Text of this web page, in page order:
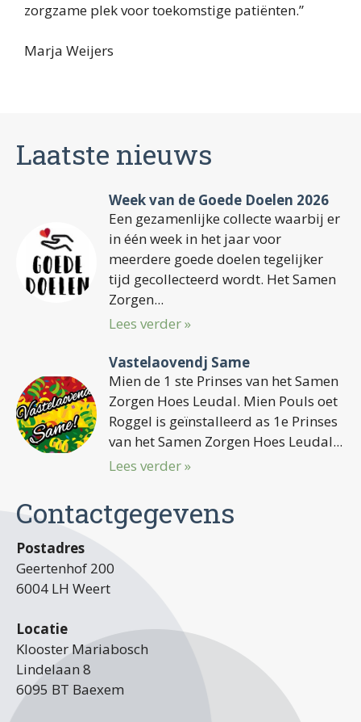
zorgzame plek voor toekomstige patiënten.”
Marja Weijers
Laatste nieuws
Week van de Goede Doelen 2026
Een gezamenlijke collecte waarbij er
in één week in het jaar voor
meerdere goede doelen tegelijker
tijd gecollecteerd wordt. Het Samen
Zorgen...
Lees verder »
Vastelaovendj Same
Mien de 1 ste Prinses van het Samen
Zorgen Hoes Leudal. Mien Pouls oet
Roggel is geïnstalleerd as 1e Prinses
van het Samen Zorgen Hoes Leudal...
Lees verder »
Contactgegevens
Postadres
Geertenhof 200
6004 LH Weert
Locatie
Klooster Mariabosch
Lindelaan 8
6095 BT Baexem